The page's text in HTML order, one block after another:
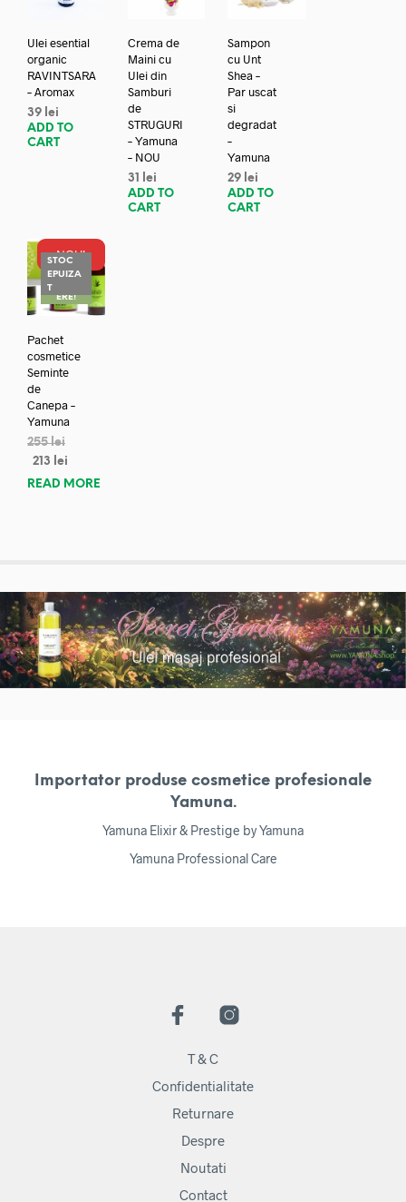
Ulei esential
organic
RAVINTSARA
– Aromax
39 lei
ADD TO
CART
Crema de
Maini cu
Ulei din
Samburi
de
STRUGURI
– Yamuna
– NOU
31
lei
ADD TO
CART
Sampon
cu Unt
Shea –
Par uscat
si
degradat
–
Yamuna
29 lei
ADD TO
CART
NOU!
STOC
EPUIZA
TREDUC
ERE!
Pachet
cosmetice
Seminte
de
Canepa –
Yamuna
255lei
213
lei
READ MORE
Importator produse cosmetice profesionale
Yamuna.
Yamuna Elixir & Prestige by Yamuna
Yamuna Professional Care
T & C
Confidentialitate
Returnare
Despre
Noutati
Contact